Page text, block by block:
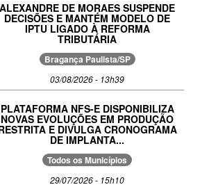
ALEXANDRE DE MORAES SUSPENDE
DECISÕES E MANTÉM MODELO DE
IPTU LIGADO À REFORMA
TRIBUTÁRIA
Bragança Paulista/SP
03/08/2026 - 13h39
PLATAFORMA NFS-E DISPONIBILIZA
NOVAS EVOLUÇÕES EM PRODUÇÃO
E DIVULGA CRONOGRAMA
DE IMPLANTA...
Todos os Municípios
29/07/2026 - 15h10